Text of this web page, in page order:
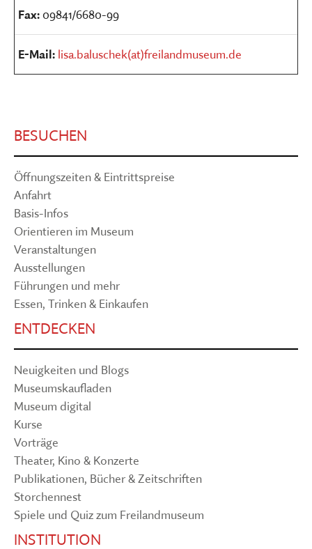
Fax:09841/6680-99
E-Mail: lisa.baluschek(at)freilandmuseum.de
BESUCHEN
Öffnungszeiten & Eintrittspreise
Anfahrt
Basis-Infos
Orientieren im Museum
Veranstaltungen
Ausstellungen
Führungen und mehr
Essen, Trinken & Einkaufen
ENTDECKEN
Neuigkeiten und Blogs
Museumskaufladen
Museum digital
Kurse
Vorträge
Theater, Kino & Konzerte
Publikationen, Bücher & Zeitschriften
Storchennest
Spiele und Quiz zum Freilandmuseum
INSTITUTION